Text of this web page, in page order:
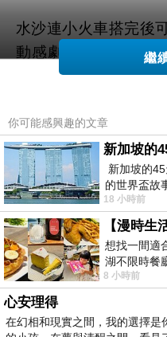
水沙連小火車搭完後
動感劇場看
電影
華， 有些造景可以拍
這個設施
不用戴3D眼鏡
小小孩和膽子小的小
就在動感電影的旁邊
注意時間， 因為11點
民的表演， 既然是
沒有看表演就回去有點
繼
你可能感興趣的文章
新加坡的
新加坡的
的世界盃故
18 小時前
想找一間適
湖不限時餐
內湖店，從
8 小時前
心安理得
在幻相和現實之間，我的選擇是